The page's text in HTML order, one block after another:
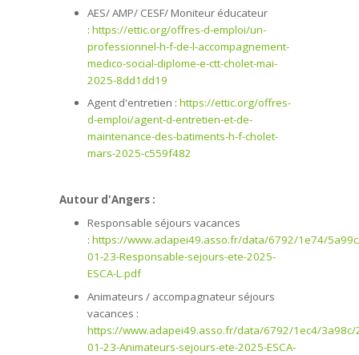
AES/ AMP/ CESF/ Moniteur éducateur
: https://ettic.org/offres-d-emploi/un-
professionnel-h-f-de-l-accompagnement-
medico-social-diplome-e-ctt-cholet-mai-
2025-8dd1dd19
Agent d'entretien : https://ettic.org/offres-
d-emploi/agent-d-entretien-et-de-
maintenance-des-batiments-h-f-cholet-
mars-2025-c559f482
Autour d'Angers :
Responsable séjours vacances
: https://www.adapei49.asso.fr/data/6792/1e74/
01-23-Responsable-sejours-ete-2025-
ESCA-L.pdf
Animateurs / accompagnateur séjours
vacances :
https://www.adapei49.asso.fr/data/6792/1ec4/3a98c/
01-23-Animateurs-sejours-ete-2025-ESCA-